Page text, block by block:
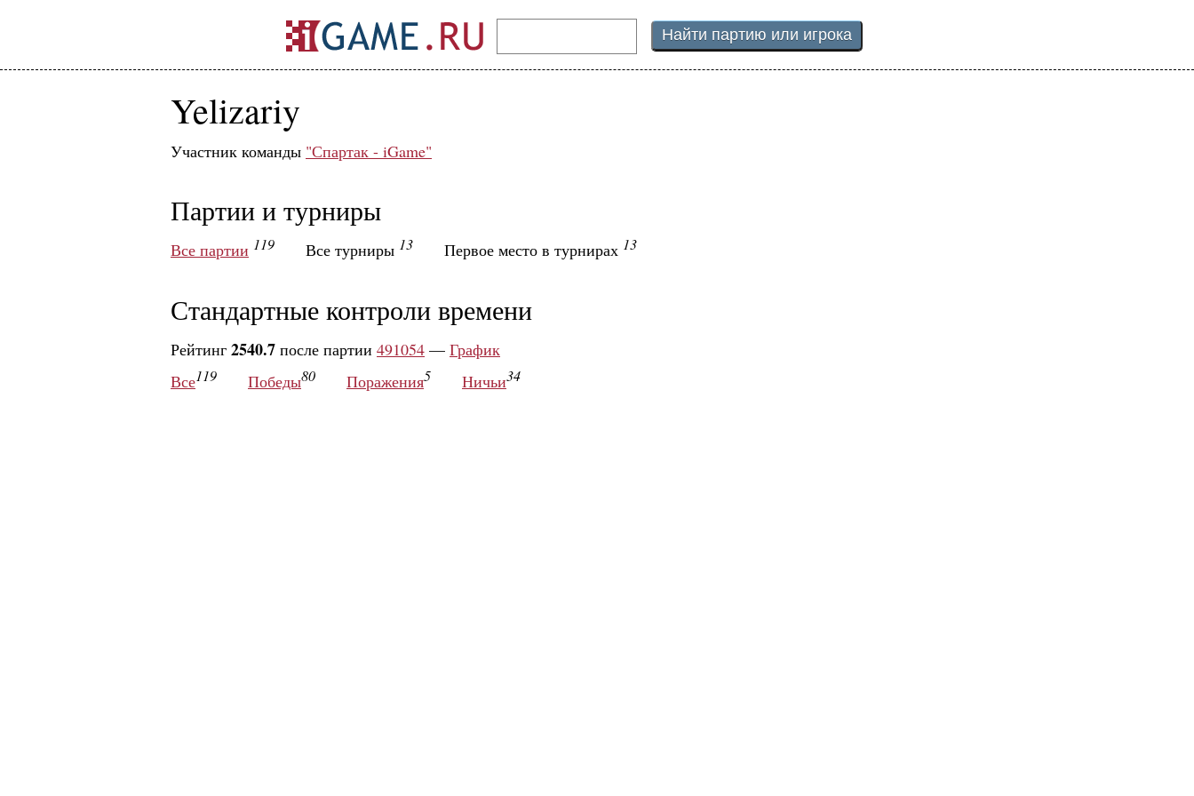
Yelizariy
Участник команды "Спартак - iGame"
Партии и турниры
Все партии 119 Все турниры 13 Первое место в турнирах 13
Стандартные контроли времени
Рейтинг 2540.7 после партии 491054 — График
Все119 Победы80 Поражения5 Ничьи34